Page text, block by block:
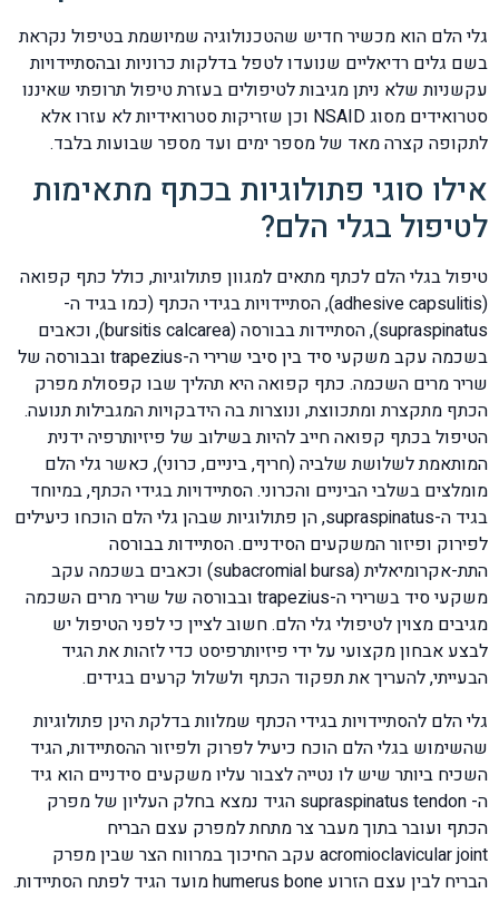
גלי הלם הוא מכשיר חדיש שהטכנולוגיה שמיושמת בטיפול נקראת
בשם גלים רדיאליים שנועדו לטפל בדלקות כרוניות ובהסתיידויות
עקשניות שלא ניתן מגיבות לטיפולים בעזרת טיפול תרופתי שאיננו
סטרואידים מסוג NSAID וכן שזריקות סטרואידיות לא עזרו אלא
לתקופה קצרה מאד של מספר ימים ועד מספר שבועות בלבד.
אילו סוגי פתולוגיות בכתף מתאימות
לטיפול בגלי הלם?
טיפול בגלי הלם לכתף מתאים למגוון פתולוגיות, כולל כתף קפואה
(adhesive capsulitis), הסתיידויות בגידי הכתף (כמו בגיד ה-
supraspinatus), הסתיידות בבורסה (bursitis calcarea), וכאבים
בשכמה עקב משקעי סיד בין סיבי שרירי ה-trapezius ובבורסה של
שריר מרים השכמה. כתף קפואה היא תהליך שבו קפסולת מפרק
הכתף מתקצרת ומתכווצת, ונוצרות בה הידבקויות המגבילות תנועה.
הטיפול בכתף קפואה חייב להיות בשילוב של פיזיותרפיה ידנית
המותאמת לשלושת שלביה (חריף, ביניים, כרוני), כאשר גלי הלם
מומלצים בשלבי הביניים והכרוני. הסתיידויות בגידי הכתף, במיוחד
בגיד ה-supraspinatus, הן פתולוגיות שבהן גלי הלם הוכחו כיעילים
לפירוק ופיזור המשקעים הסידניים. הסתיידות בבורסה
התת-אקרומיאלית (subacromial bursa) וכאבים בשכמה עקב
משקעי סיד בשרירי ה-trapezius ובבורסה של שריר מרים השכמה
מגיבים מצוין לטיפולי גלי הלם. חשוב לציין כי לפני הטיפול יש
לבצע אבחון מקצועי על ידי פיזיותרפיסט כדי לזהות את הגיד
הבעייתי, להעריך את תפקוד הכתף ולשלול קרעים בגידים.
גלי הלם להסתיידויות בגידי הכתף שמלוות בדלקת הינן פתולוגיות
שהשימוש בגלי הלם הוכח כיעיל לפרוק ולפיזור ההסתיידות, הגיד
השכיח ביותר שיש לו נטייה לצבור עליו משקעים סידניים הוא גיד
ה- supraspinatus tendon הגיד נמצא בחלק העליון של מפרק
הכתף ועובר בתוך מעבר צר מתחת למפרק עצם הבריח
acromioclavicular joint עקב החיכוך במרווח הצר שבין מפרק
הבריח לבין עצם הזרוע humerus bone מועד הגיד לפתח הסתיידות.